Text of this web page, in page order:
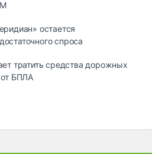
остается
спроса
тратить средства дорожных
БПЛА